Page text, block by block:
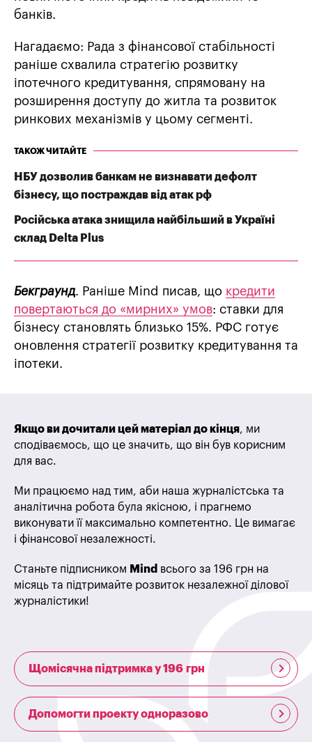
банків.
Нагадаємо: Рада з фінансової стабільності
раніше схвалила стратегію розвитку
іпотечного кредитування, спрямовану на
розширення доступу до житла та розвиток
ринкових механізмів у цьому сегменті.
ТАКОЖ ЧИТАЙТЕ
НБУ дозволив банкам не визнавати дефолт
бізнесу, що постраждав від атак рф
Російська атака знищила найбільший в Україні
склад Delta Plus
Бекграунд. Раніше Mind писав, що кредити
повертаються до «мирних» умов: ставки для
бізнесу становлять близько 15%. РФС готує
оновлення стратегії розвитку кредитування та
іпотеки.
Якщо ви дочитали цей матеріал до кінця, ми
сподіваємось, що це значить, що він був корисним
для вас.
Ми працюємо над тим, аби наша журналістська та
аналітична робота була якісною, і прагнемо
виконувати її максимально компетентно. Це вимагає
і фінансової незалежності.
Станьте підписником Mind всього за 196 грн на
місяць та підтримайте розвиток незалежної ділової
журналістики!
Щомісячна підтримка у 196 грн
Допомогти проекту одноразово